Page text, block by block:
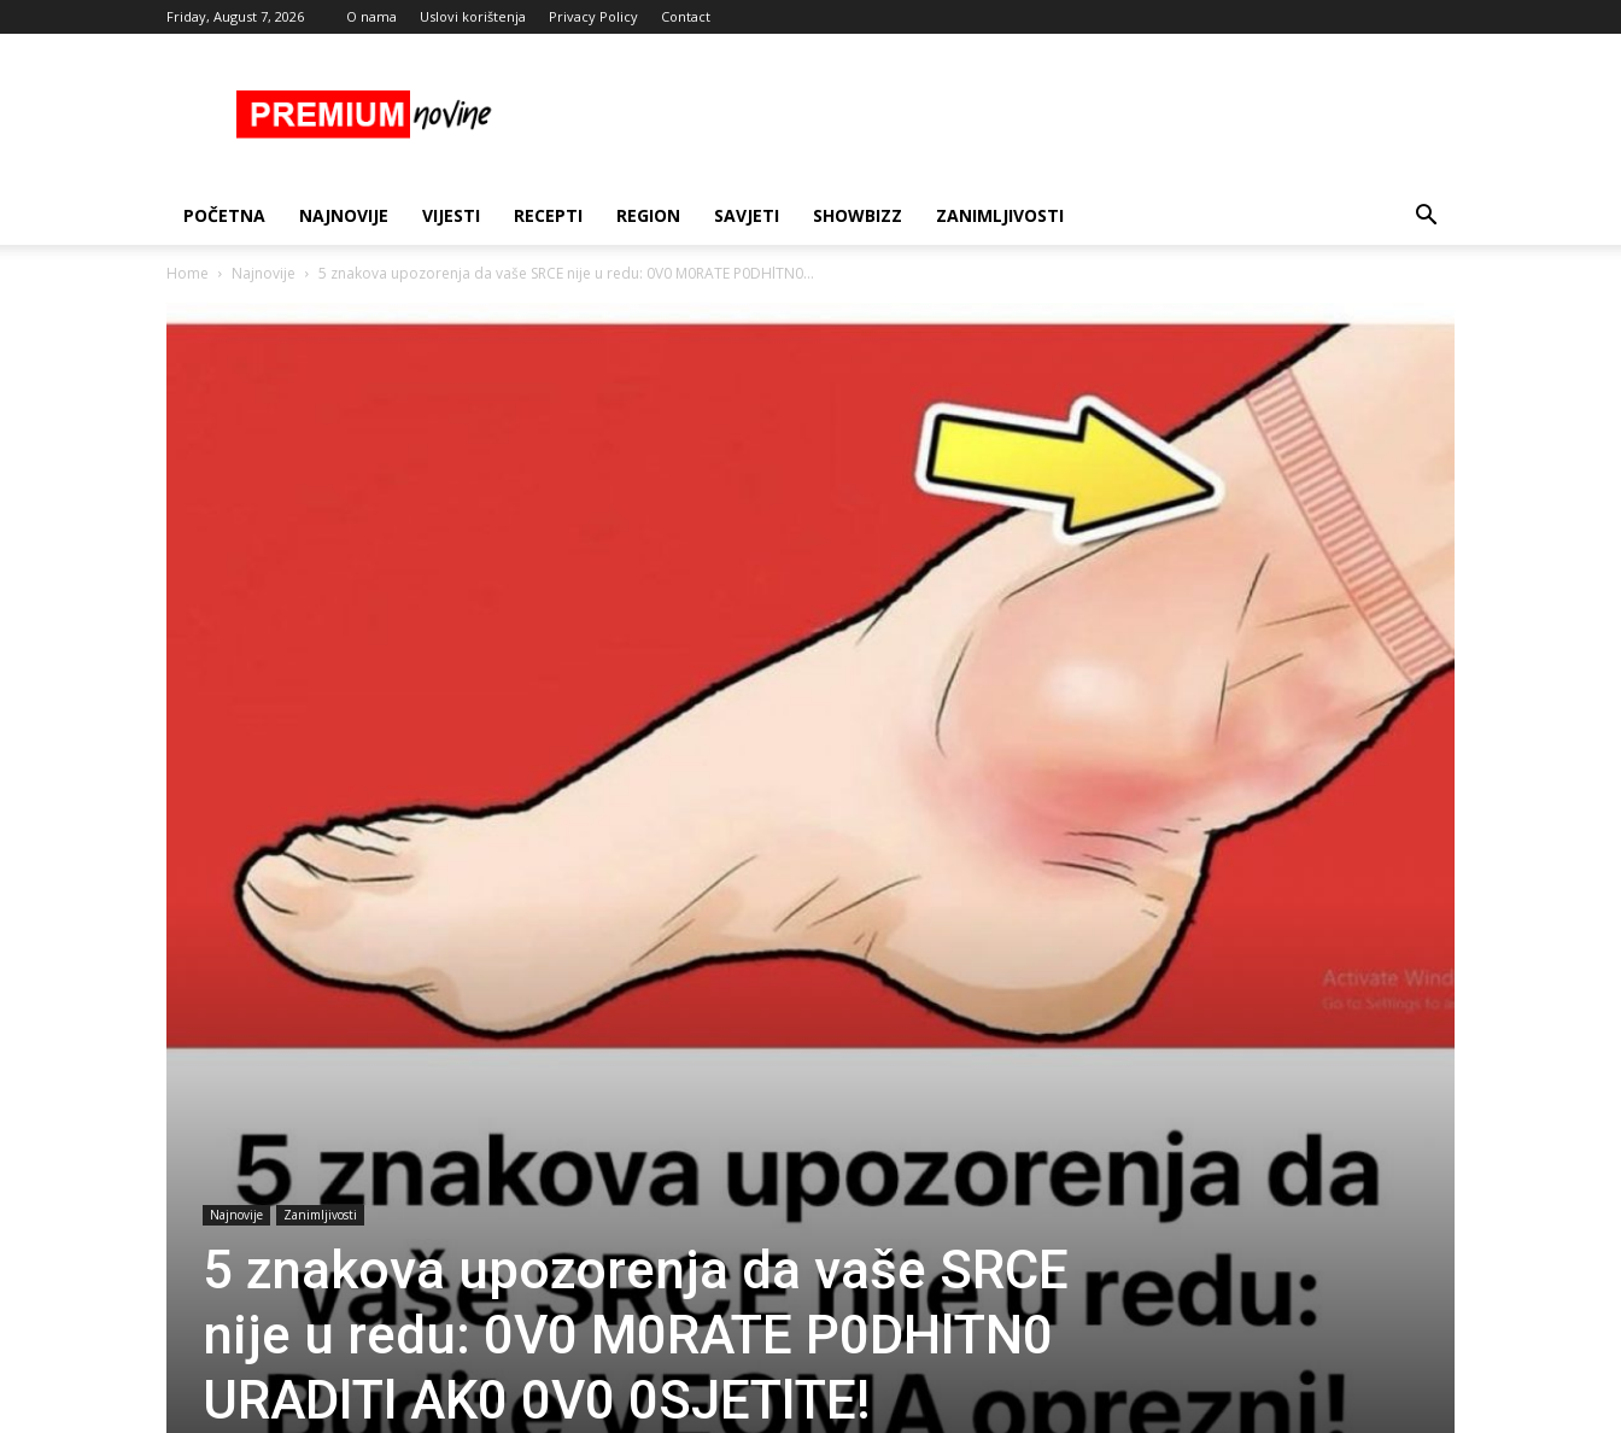
Friday, August 7, 2026 O nama Uslovi korištenja Privacy Policy Contact
Novine
POČETNA NAJNOVIJE VIJESTI RECEPTI REGION SAVJETI SHOWBIZZ ZANIMLJIVOSTI
Home Najnovije 5 znakova upozorenja da vaše SRCE nije u redu: 0V0 M0RATE P0DHlTN0...
Najnovije Zanimljivosti
5 znakova upozorenja da vaše SRCE
nije u redu: 0V0 M0RATE P0DHlTN0
URADlTl AK0 0V0 0SJETlTE!